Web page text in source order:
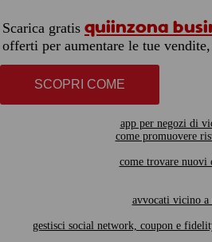
Scarica gratis quiinzona
offerti per aumentare le tue
SCOPRI COME
app per negozi di
come promuovere
come trovare nuovi
avvocati vicino a
gestisci social network, coupon e